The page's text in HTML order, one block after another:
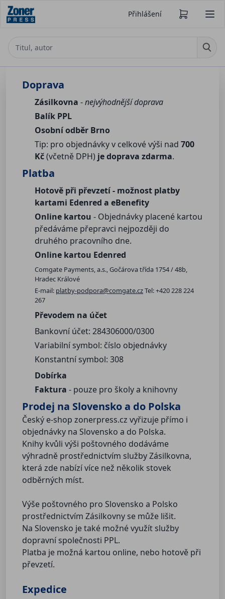
Přihlášení
Doprava
Zásilkovna -nejvýhodnější doprava
Balík PPL
Osobní odběr Brno
Tip: pro objednávky v celkové výši nad 700
Kč(včetně DPH) je doprava zdarma.
Platba
Hotově při převzetí - možnost platby
kartami Edenred a eBenefity
Online kartou - Objednávky placené kartou
předáváme přepravci nejpozději do
druhého pracovního dne.
Online kartou Edenred
Comgate Payments, a.s., Gočárova třída 1754 / 48b,
Hradec Králové
E-mail: platby-podpora@comgate.czTel: +420 228 224
267
Převodem na účet
Bankovní účet: 284306000/0300
Variabilní symbol: číslo objednávky
Konstantní symbol: 308
Dobírka
Faktura - pouze pro školy a knihovny
Prodej na Slovensko a do Polska
Český e-shop zonerpress.cz vyřizuje přímo i
objednávky na Slovensko a do Polska.
Knihy kvůli výši poštovného dodáváme
výhradně prostřednictvím služby Zásilkovna,
která zde nabízí více než několik stovek
odběrných míst.
Výše poštovného pro Slovensko a Polsko
prostřednictvím Zásilkovny se může lišit.
Na Slovensko je také možné využít služby
dopravní společnosti PPL.
Platba je možná kartou online, nebo hotově při
převzetí.
Expedice